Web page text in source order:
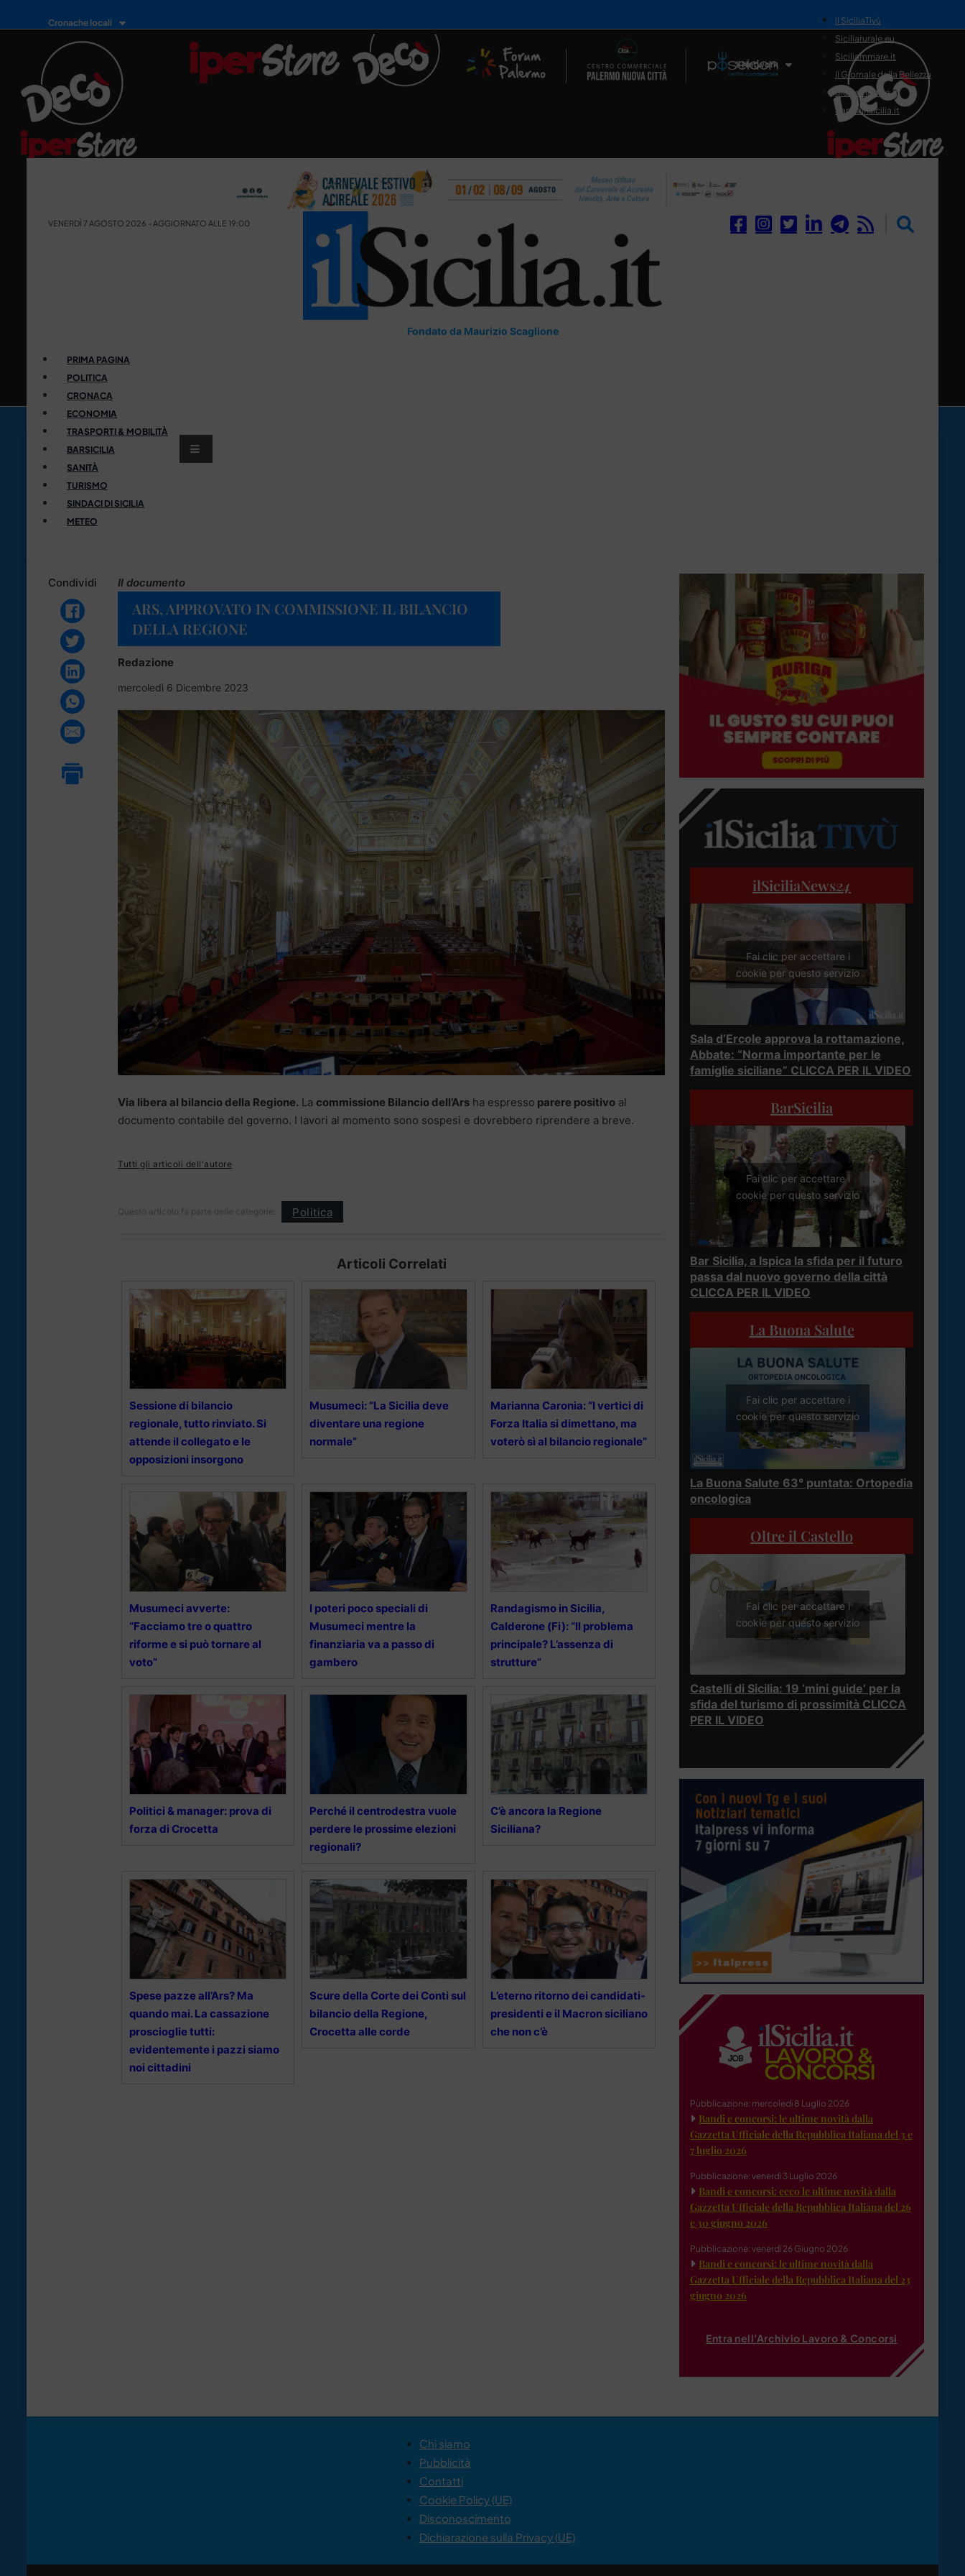
Cronache locali
Il Network
il SiciliaTivù
Siciliarurale.eu
Siciliammare.it
Il Giornale della Bellezza
Siciliamedica.it
Sanitainsicilia.it
VENERDÌ 7 AGOSTO 2026 - AGGIORNATO ALLE 19:00
Fondato da Maurizio Scaglione
PRIMA PAGINA
POLITICA
CRONACA
ECONOMIA
TRASPORTI & MOBILITÀ
BARSICILIA
SANITÀ
TURISMO
SINDACI DI SICILIA
METEO
Condividi Il documento
ARS, APPROVATO IN COMMISSIONE IL BILANCIO
DELLA REGIONE
Redazione
mercoledì 6 Dicembre 2023
Via libera al bilancio della Regione. La commissione Bilancio dell’Ars ha espresso parere positivo al
documento contabile del governo. I lavori al momento sono sospesi e dovrebbero riprendere a breve.
Tutti gli articoli dell'autore
Questo articolo fa parte delle categorie: Politica
Articoli Correlati
Sessione di bilancio
regionale, tutto rinviato. Si
attende il collegato e le
opposizioni insorgono
Musumeci: “La Sicilia deve
diventare una regione
normale”
Marianna Caronia: “I vertici di
Forza Italia si dimettano, ma
voterò sì al bilancio regionale”
Musumeci avverte:
“Facciamo tre o quattro
riforme e si può tornare al
voto”
I poteri poco speciali di
Musumeci mentre la
finanziaria va a passo di
gambero
Randagismo in Sicilia,
Calderone (Fi): “Il problema
principale? L’assenza di
strutture”
Politici & manager: prova di
forza di Crocetta
Perché il centrodestra vuole
perdere le prossime elezioni
regionali?
C’è ancora la Regione
Siciliana?
Spese pazze all’Ars? Ma
quando mai. La cassazione
proscioglie tutti:
evidentemente i pazzi siamo
noi cittadini
Scure della Corte dei Conti sul
bilancio della Regione,
Crocetta alle corde
L’eterno ritorno dei candidati-
presidenti e il Macron siciliano
che non c’è
ilSiciliaNews24
Fai clic per accettare i
cookie per questo servizio
Sala d’Ercole approva la rottamazione,
Abbate: “Norma importante per le
famiglie siciliane” CLICCA PER IL VIDEO
BarSicilia
Fai clic per accettare i
cookie per questo servizio
Bar Sicilia, a Ispica la sfida per il futuro
passa dal nuovo governo della città
CLICCA PER IL VIDEO
La Buona Salute
Fai clic per accettare i
cookie per questo servizio
La Buona Salute 63° puntata: Ortopedia
oncologica
Oltre il Castello
Fai clic per accettare i
cookie per questo servizio
Castelli di Sicilia: 19 ‘mini guide’ per la
sfida del turismo di prossimità CLICCA
PER IL VIDEO
Pubblicazione: mercoledì 8 Luglio 2026
Bandi e concorsi: le ultime novità dalla
Gazzetta Ufficiale della Repubblica Italiana del 3 e
7 luglio 2026
Pubblicazione: venerdì 3 Luglio 2026
Bandi e concorsi: ecco le ultime novità dalla
Gazzetta Ufficiale della Repubblica Italiana del 26
e 30 giugno 2026
Pubblicazione: venerdì 26 Giugno 2026
Bandi e concorsi: le ultime novità dalla
Gazzetta Ufficiale della Repubblica Italiana del 23
giugno 2026
Entra nell'Archivio Lavoro & Concorsi
Chi siamo
Pubblicità
Contatti
Cookie Policy (UE)
Disconoscimento
Dichiarazione sulla Privacy (UE)